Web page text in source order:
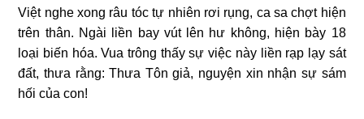
Việt nghe xong râu tóc tự nhiên rơi rụng, ca sa chợt hiện
trên thân. Ngài liền bay vút lên hư không, hiện bày 18
loại biến hóa. Vua trông thấy sự việc này liền rạp lạy sát
đất, thưa rằng: Thưa Tôn giả, nguyện xin nhận sự sám
hối của con!